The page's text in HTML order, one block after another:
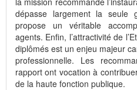
dépasse largement la seule
propose un véritable
agents. Enfin, l’attractivité de
diplômés est un enjeu majeur
professionnelle. Les
rapport ont vocation à
de la haute fonction publique.